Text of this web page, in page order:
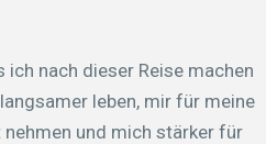
nach dieser Reise machen
leben, mir für meine
und mich stärker für